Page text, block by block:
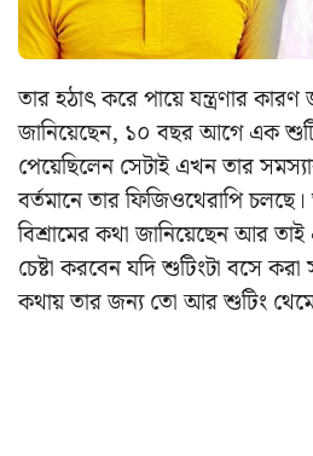
তার হঠাৎ করে পায়ে যন্ত্রণার
জানিয়েছেন, ১০ বছর আগে এক
পেয়েছিলেন সেটাই এখন তার
বর্তমানে তার ফিজিওথেরাপি
বিশ্রামের কথা জানিয়েছেন আর
চেষ্টা করবেন যদি শুটিংটা বসে
কথায় তার জন্য তো আর শুটিং থেমে